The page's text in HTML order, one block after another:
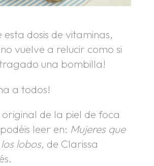
esta dosis de vitaminas,
vuelve a relucir como si
una bombilla!
a todos!
de la piel de foca
leer en: Mujeres que
lobos, de Clarissa